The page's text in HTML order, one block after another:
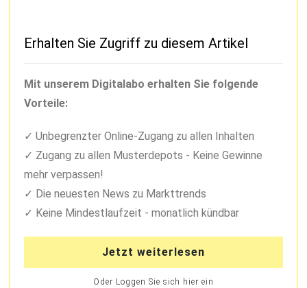
Erhalten Sie Zugriff zu diesem Artikel
Mit unserem Digitalabo erhalten Sie folgende
Vorteile:
Unbegrenzter Online-Zugang zu allen Inhalten
Zugang zu allen Musterdepots - Keine Gewinne
mehr verpassen!
Die neuesten News zu Markttrends
Keine Mindestlaufzeit - monatlich kündbar
Jetzt weiterlesen
Oder Loggen Sie sich hier ein